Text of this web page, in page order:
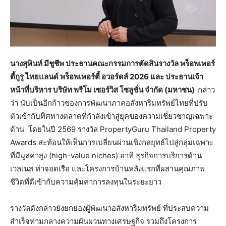
นางสุพินท์ มีชูชีพ ประธานคณะกรรมการตัดสินรางวัล พร็อพเพอร์
ตี้กูรู ไทยแลนด์ พร็อพเพอร์ตี้ อวอร์ดส์2026 และ ประธานเจ้า
หน้าที่บริหาร บริษัท พรีโม เซอร์วิส โซลูชั่น จำกัด (มหาชน) กล่าว
ว่า นับเป็นอีกก้าวของการพัฒนาภาคอสังหาริมทรัพย์ไทยที่ปรับ
ตัวเข้ากับทิศทางตลาดที่กำลังเข้าสู่ยุคของความเชี่ยวชาญเฉพาะ
ด้าน โดยในปี 2569 รางวัล PropertyGuru Thailand Property
Awards สะท้อนให้เห็นการเปลี่ยนผ่านเชิงกลยุทธ์ไปสู่กลุ่มเฉพาะ
ที่มีมูลค่าสูง (high-value niches) อาทิ ธุรกิจการบริการด้าน
เวลเนส ท่าจอดเรือ และโครงการบ้านหลังแรกที่ผสานคุณภาพ
ชีวิตที่ดีเข้ากับความคุ้มค่าการลงทุนในระยะยาว
รางวัลดังกล่าวยังยกย่องผู้พัฒนาอสังหาริมทรัพย์ ที่ประสบความ
สำเร็จท่ามกลางความผันผวนทางเศรษฐกิจ รวมถึงโครงการ